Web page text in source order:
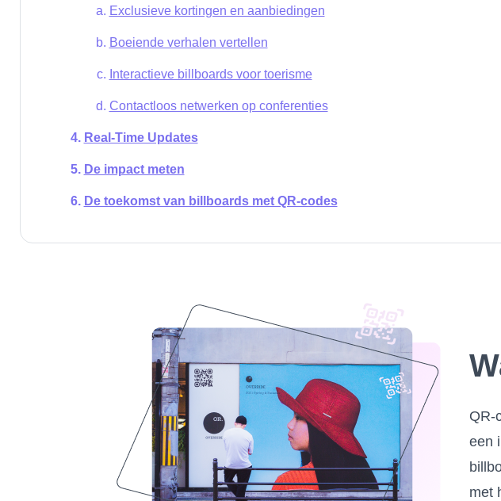
Exclusieve kortingen en aanbiedingen
Boeiende verhalen vertellen
Interactieve billboards voor toerisme
Contactloos netwerken op conferenties
Real-Time Updates
De impact meten
De toekomst van billboards met QR-codes
QR-
een
met